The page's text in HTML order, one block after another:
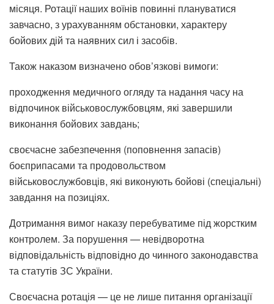
місяця. Ротації наших воїнів повинні плануватися
завчасно, з урахуванням обстановки, характеру
бойових дій та наявних сил і засобів.
Також наказом визначено обов’язкові вимоги:
проходження медичного огляду та надання часу на
відпочинок військовослужбовцям, які завершили
виконання бойових завдань;
своєчасне забезпечення (поповнення запасів)
боєприпасами та продовольством
військовослужбовців, які виконують бойові (спеціальні)
завдання на позиціях.
Дотримання вимог наказу перебуватиме під жорстким
контролем. За порушення — невідворотна
відповідальність відповідно до чинного законодавства
та статутів ЗС України.
Своєчасна ротація — це не лише питання організації